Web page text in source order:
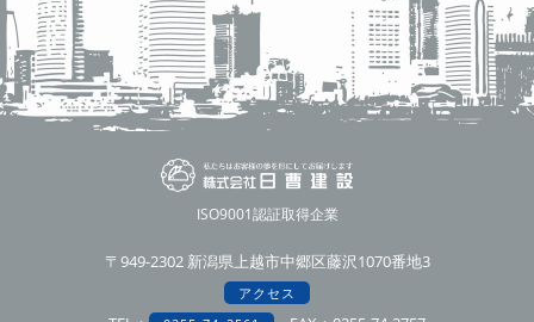
ISO9001認証取得企業
〒949-2302 新潟県上越市中郷区藤沢1070番地3
アクセス